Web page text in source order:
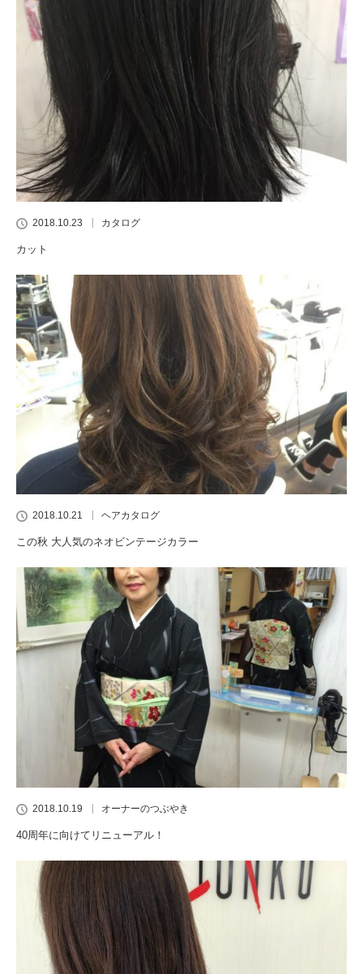
2018.10.23 カタログ
カット
2018.10.21 ヘアカタログ
この秋 大人気のネオビンテージカラー
2018.10.19 オーナーのつぶやき
40周年に向けてリニューアル！